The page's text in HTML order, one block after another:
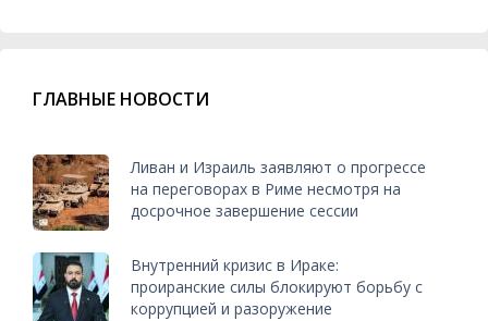
ГЛАВНЫЕ НОВОСТИ
Ливан и Израиль заявляют о прогрессе
на переговорах в Риме несмотря на
досрочное завершение сессии
Внутренний кризис в Ираке:
проиранские силы блокируют борьбу с
коррупцией и разоружение